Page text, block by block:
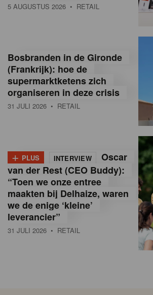
5 AUGUSTUS 2026 • RETAIL
Bosbranden in de Gironde
(Frankrijk): hoe de
supermarktketens zich
organiseren in deze crisis
31 JULI 2026 • RETAIL
+ PLUS INTERVIEW
Oscar
van der Rest (CEO Buddy):
“Toen we onze entree
maakten bij Delhaize, waren
we de enige ‘kleine’
leverancier”
31 JULI 2026 • RETAIL